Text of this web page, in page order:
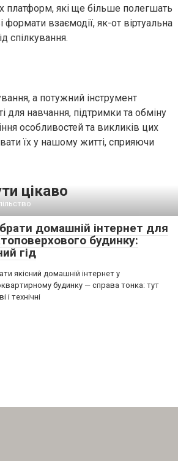
платформ, які ще більше полегшать
взаємодії, як-от віртуальна
спілкування.
а потужний інструмент
для навчання, підтримки та обміну
особливостей та викликів цих
їх у нашому житті, сприяючи
цікаво
домашній інтернет для
будинку:
гід
якісний домашній інтернет у
будинку — справа тонка: тут
і технічні